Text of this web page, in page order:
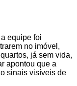
equipe foi
no imóvel,
já sem vida,
apontou que a
sinais visíveis de